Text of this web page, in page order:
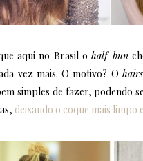
aqui no Brasil ohalf bun
vez mais. O motivo? O
simples de fazer, podendo
deixando o coque mais limpo